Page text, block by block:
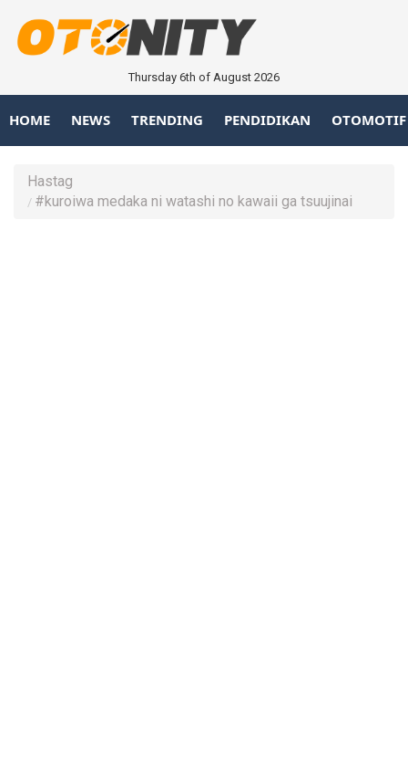
Thursday 6th of August 2026
HOME NEWS TRENDING PENDIDIKAN OTOMOTIF
Hastag
#kuroiwa medaka ni watashi no kawaii ga tsuujinai